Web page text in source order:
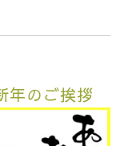
のご挨拶